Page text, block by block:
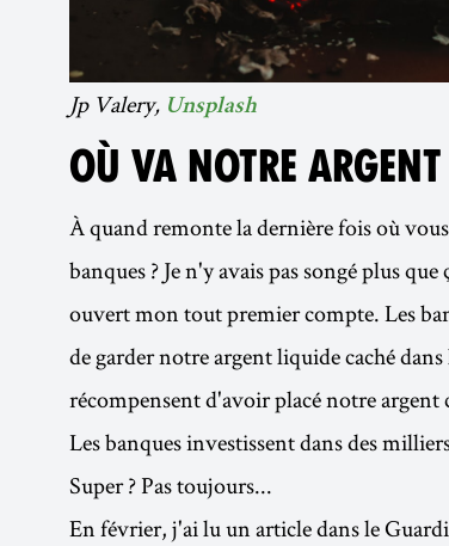
Jp Valery, Unsplash
OÙ VA NOTRE
À quand remonte la dernière fois où
banques ? Je n'y avais pas songé plus
ouvert mon tout premier compte. Les
de garder notre argent liquide caché
récompensent d'avoir placé notre argent
Les banques investissent dans des
Super ? Pas toujours...
En février, j'ai lu un article dans le